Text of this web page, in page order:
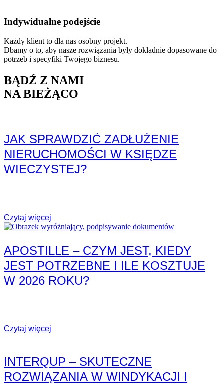
Indywidualne podejście
Każdy klient to dla nas osobny projekt.
Dbamy o to, aby nasze rozwiązania były dokładnie dopasowane do
potrzeb i specyfiki Twojego biznesu.
BĄDŹ Z NAMI
NA BIEŻĄCO
JAK SPRAWDZIĆ ZADŁUŻENIE
NIERUCHOMOŚCI W KSIĘDZE
WIECZYSTEJ?
Czytaj więcej
APOSTILLE – CZYM JEST, KIEDY
JEST POTRZEBNE I ILE KOSZTUJE
W 2026 ROKU?
Czytaj więcej
INTERQUP – SKUTECZNE
ROZWIĄZANIA W WINDYKACJI I